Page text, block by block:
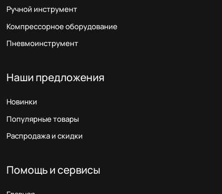
Ручной инструмент
Компрессорное оборудование
Пневмоинструмент
Наши предложения
Новинки
Популярные товары
Распродажа и скидки
Помощь и сервисы